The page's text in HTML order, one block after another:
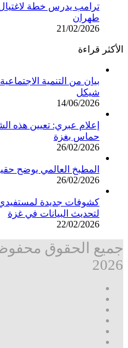
ترامب يدرس خطة لاغتيال
طهران
21/02/2026
الأكثر قراءة
شيكل
14/06/2026
إعلام عبري: تعيين هذه
حماس بغزة
26/02/2026
المطبخ العالمي يوضح
26/02/2026
كشوفات جديدة لمستفيدي
لتحديث البيانات في غزة
22/02/2026
جميع الحقوق
2026